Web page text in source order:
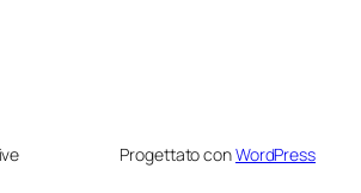
Progettato conWordPress